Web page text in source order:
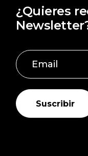
¿Quieres
Suscribir